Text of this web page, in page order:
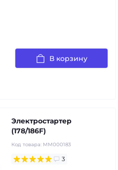
В корзину
Электростартер
(178/186F)
Код товара: MM000183
3